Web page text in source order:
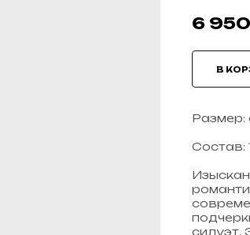
6 950
В
Размер:
Cостав:
силуэт.